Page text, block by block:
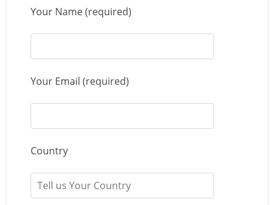
Your Name (required)
Your Email (required)
Country